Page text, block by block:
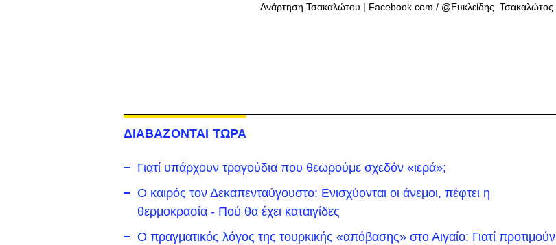
Ανάρτηση Τσακαλώτου | Facebook.com / @Ευκλείδης_Τσακαλώτος
ΔΙΑΒΑΖΟΝΤΑΙ ΤΩΡΑ
Γιατί υπάρχουν τραγούδια που θεωρούμε σχεδόν «ιερά»;
Ο καιρός τον Δεκαπενταύγουστο: Ενισχύονται οι άνεμοι, πέφτει η
θερμοκρασία - Πού θα έχει καταιγίδες
Ο πραγματικός λόγος της τουρκικής «απόβασης» στο Αιγαίο: Γιατί προτιμούν